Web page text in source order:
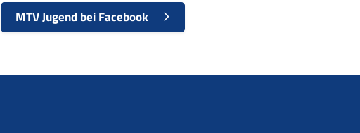
MTV Jugend bei Facebook